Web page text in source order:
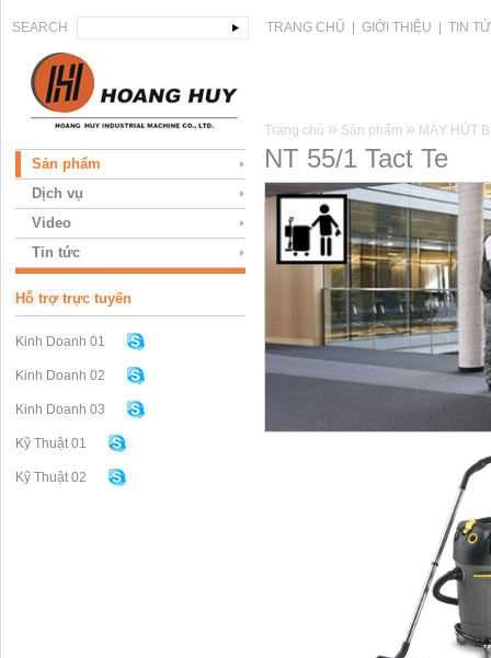
SEARCH TRANG CHỦ GIỚI THIỆU TIN
Trang chủ » Sản phẩm » MÁY HÚT
NT 55/1 Tact Te
Sản phẩm
Dịch vụ
Video
Tin tức
Hỗ trợ trực tuyến
Kinh Doanh 01
Kinh Doanh 02
Kinh Doanh 03
Kỹ Thuật 01
Kỹ Thuật 02